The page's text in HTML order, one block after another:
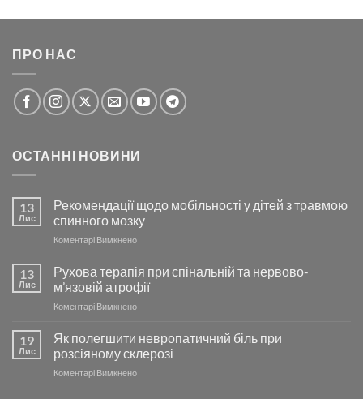
ПРО НАС
ОСТАННІ НОВИНИ
13
Лис
Рекомендації щодо мобільності у дітей з травмою
спинного мозку
Коментарі Вимкненодо
щодо
мобільності
у
дітей
травмою
спинного
мозку
13
Лис
Рухова терапія при спінальній та нервово-
м’язовій атрофії
Коментарі Вимкненодо
спінальній
та
19
Лис
Як полегшити невропатичний біль при
розсіяному склерозі
Коментарі Вимкненодо